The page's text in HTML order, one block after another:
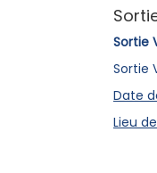
Sortie
Sortie
Date
Lieu